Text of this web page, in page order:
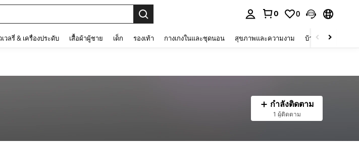
0 0
เวลรี่ & เครื่องประดับ เสื้อผ้าผู้ชาย เด็ก รองเท้า กางเกงในและชุดนอน สุขภาพและความงาม บ้านและที่อยู่อาศัย
กำลังติดตาม
1 ผู้ติดตาม